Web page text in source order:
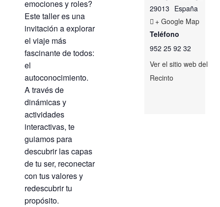
emociones y roles?
Este taller es una
invitación a explorar
el viaje más
fascinante de todos:
el
autoconocimiento.
A través de
dinámicas y
actividades
interactivas, te
guiamos para
descubrir las capas
de tu ser, reconectar
con tus valores y
redescubrir tu
propósito.
29013 España
+ Google Map
Teléfono
952 25 92 32
Ver el sitio web del
Recinto